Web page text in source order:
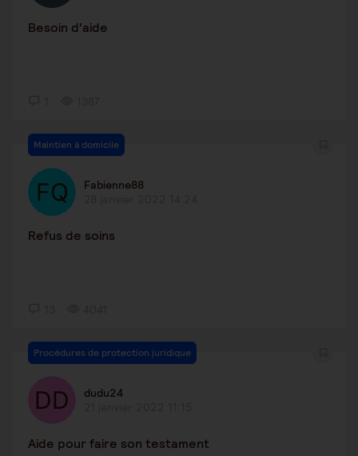
Besoin d'aide
Maintien à domicile
Fabienne88
Refus de soins
Procédures de protection juridique
dudu24
Aide pour faire son testament